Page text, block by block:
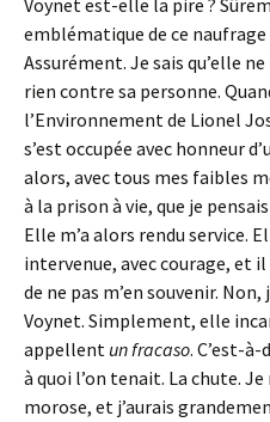
Voynet est-elle la pire ?
emblématique de ce
Assurément. Je sais qu’elle
rien contre sa personne.
l’Environnement de Lionel
s’est occupée avec honneur
alors, avec tous mes faibles
à la prison à vie, que je
Elle m’a alors rendu service.
intervenue, avec courage, et
de ne pas m’en souvenir.
Voynet. Simplement, elle
appellent un fracaso. C’est-
à quoi l’on tenait. La chute.
morose, et j’aurais